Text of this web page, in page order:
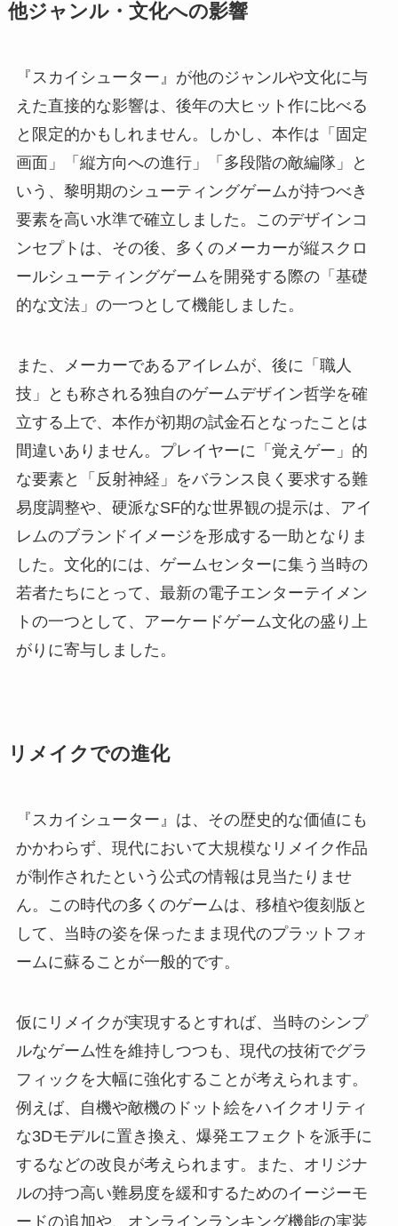
他ジャンル・文化への影響
『スカイシューター』が他のジャンルや文化に与
えた直接的な影響は、後年の大ヒット作に比べる
と限定的かもしれません。しかし、本作は「固定
画面」「縦方向への進行」「多段階の敵編隊」と
いう、黎明期のシューティングゲームが持つべき
要素を高い水準で確立しました。このデザインコ
ンセプトは、その後、多くのメーカーが縦スクロ
ールシューティングゲームを開発する際の「基礎
的な文法」の一つとして機能しました。
また、メーカーであるアイレムが、後に「職人
技」とも称される独自のゲームデザイン哲学を確
立する上で、本作が初期の試金石となったことは
間違いありません。プレイヤーに「覚えゲー」的
な要素と「反射神経」をバランス良く要求する難
易度調整や、硬派なSF的な世界観の提示は、アイ
レムのブランドイメージを形成する一助となりま
した。文化的には、ゲームセンターに集う当時の
若者たちにとって、最新の電子エンターテイメン
トの一つとして、アーケードゲーム文化の盛り上
がりに寄与しました。
リメイクでの進化
『スカイシューター』は、その歴史的な価値にも
かかわらず、現代において大規模なリメイク作品
が制作されたという公式の情報は見当たりませ
ん。この時代の多くのゲームは、移植や復刻版と
して、当時の姿を保ったまま現代のプラットフォ
ームに蘇ることが一般的です。
仮にリメイクが実現するとすれば、当時のシンプ
ルなゲーム性を維持しつつも、現代の技術でグラ
フィックを大幅に強化することが考えられます。
例えば、自機や敵機のドット絵をハイクオリティ
な3Dモデルに置き換え、爆発エフェクトを派手に
するなどの改良が考えられます。また、オリジナ
ルの持つ高い難易度を緩和するためのイージーモ
ードの追加や、オンラインランキング機能の実装